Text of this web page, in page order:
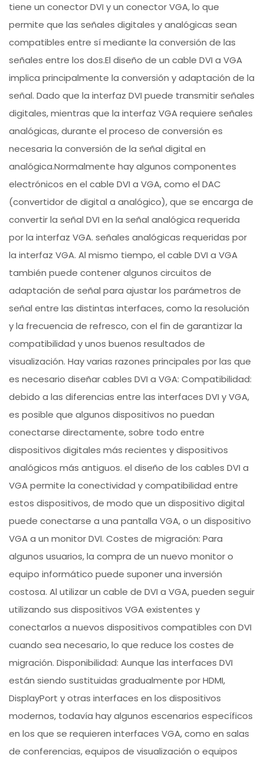
tiene un conector DVI y un conector VGA, lo que
permite que las señales digitales y analógicas sean
compatibles entre sí mediante la conversión de las
señales entre los dos.El diseño de un cable DVI a VGA
implica principalmente la conversión y adaptación de la
señal. Dado que la interfaz DVI puede transmitir señales
digitales, mientras que la interfaz VGA requiere señales
analógicas, durante el proceso de conversión es
necesaria la conversión de la señal digital en
analógica.Normalmente hay algunos componentes
electrónicos en el cable DVI a VGA, como el DAC
(convertidor de digital a analógico), que se encarga de
convertir la señal DVI en la señal analógica requerida
por la interfaz VGA. señales analógicas requeridas por
la interfaz VGA. Al mismo tiempo, el cable DVI a VGA
también puede contener algunos circuitos de
adaptación de señal para ajustar los parámetros de
señal entre las distintas interfaces, como la resolución
y la frecuencia de refresco, con el fin de garantizar la
compatibilidad y unos buenos resultados de
visualización. Hay varias razones principales por las que
es necesario diseñar cables DVI a VGA: Compatibilidad:
debido a las diferencias entre las interfaces DVI y VGA,
es posible que algunos dispositivos no puedan
conectarse directamente, sobre todo entre
dispositivos digitales más recientes y dispositivos
analógicos más antiguos. el diseño de los cables DVI a
VGA permite la conectividad y compatibilidad entre
estos dispositivos, de modo que un dispositivo digital
puede conectarse a una pantalla VGA, o un dispositivo
VGA a un monitor DVI. Costes de migración: Para
algunos usuarios, la compra de un nuevo monitor o
equipo informático puede suponer una inversión
costosa. Al utilizar un cable de DVI a VGA, pueden seguir
utilizando sus dispositivos VGA existentes y
conectarlos a nuevos dispositivos compatibles con DVI
cuando sea necesario, lo que reduce los costes de
migración. Disponibilidad: Aunque las interfaces DVI
están siendo sustituidas gradualmente por HDMI,
DisplayPort y otras interfaces en los dispositivos
modernos, todavía hay algunos escenarios específicos
en los que se requieren interfaces VGA, como en salas
de conferencias, equipos de visualización o equipos